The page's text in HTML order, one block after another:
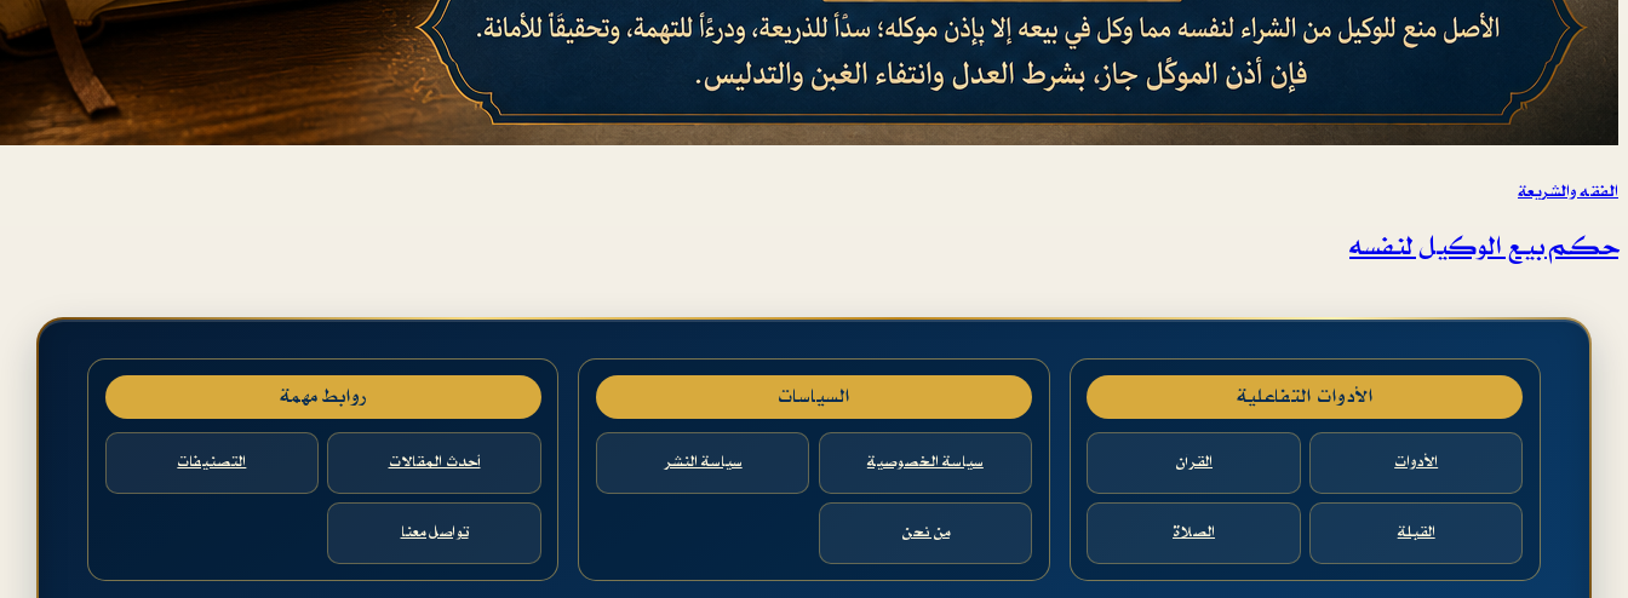
الفقه والشريعة
حكم بيع الوكيل لنفسه
الأدوات التفاعلية
الأدوات القرآن
القبلة الصلاة
السياسات
سياسة الخصوصية سياسة النشر
من نحن
روابط مهمة
أحدث المقالات التصنيفات
تواصل معنا